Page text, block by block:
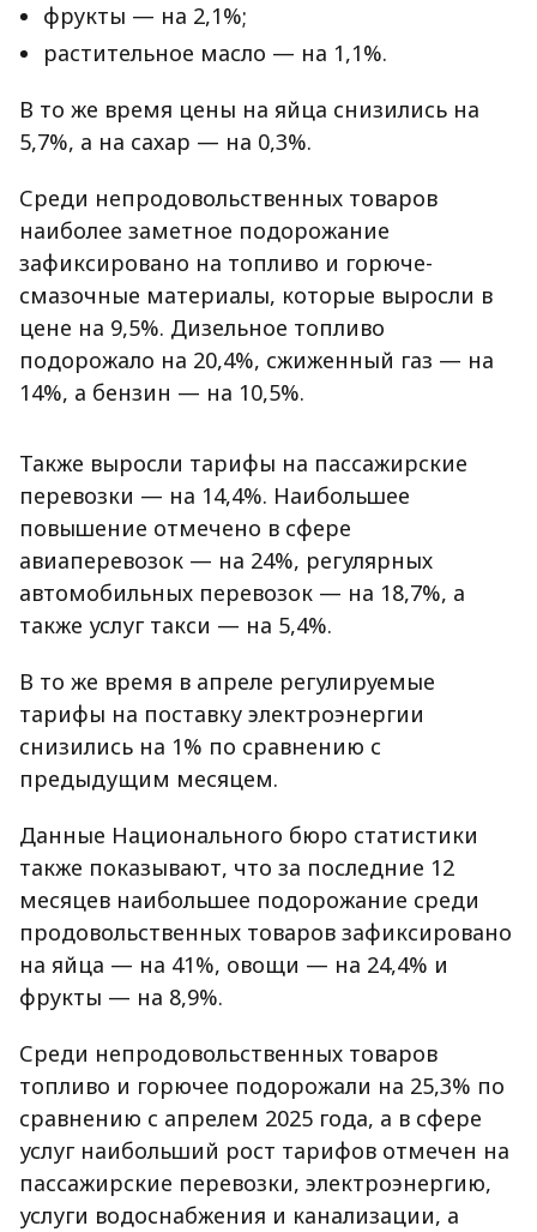
фрукты — на 2,1%;
растительное масло — на 1,1%.
В то же время цены на яйца снизились на
5,7%, а на сахар — на 0,3%.
Среди непродовольственных товаров
наиболее заметное подорожание
зафиксировано на топливо и горюче-
смазочные материалы, которые выросли в
цене на 9,5%. Дизельное топливо
подорожало на 20,4%, сжиженный газ — на
14%, а бензин — на 10,5%.
Также выросли тарифы на пассажирские
перевозки — на 14,4%. Наибольшее
повышение отмечено в сфере
авиаперевозок — на 24%, регулярных
автомобильных перевозок — на 18,7%, а
также услуг такси — на 5,4%.
В то же время в апреле регулируемые
тарифы на поставку электроэнергии
снизились на 1% по сравнению с
предыдущим месяцем.
Данные Национального бюро статистики
также показывают, что за последние 12
месяцев наибольшее подорожание среди
продовольственных товаров зафиксировано
на яйца — на 41%, овощи — на 24,4% и
фрукты — на 8,9%.
Среди непродовольственных товаров
топливо и горючее подорожали на 25,3% по
сравнению с апрелем 2025 года, а в сфере
услуг наибольший рост тарифов отмечен на
пассажирские перевозки, электроэнергию,
услуги водоснабжения и канализации, а